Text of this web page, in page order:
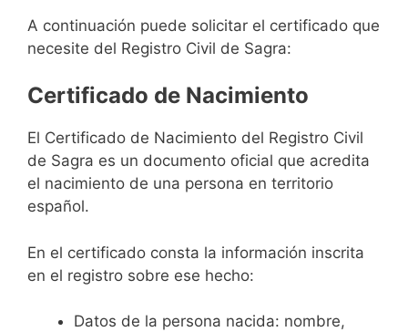
A continuación puede solicitar el certificado que
necesite del Registro Civil de Sagra:
Certificado de Nacimiento
El Certificado de Nacimiento del Registro Civil
de Sagra es un documento oficial que acredita
el nacimiento de una persona en territorio
español.
En el certificado consta la información inscrita
en el registro sobre ese hecho:
Datos de la persona nacida: nombre,